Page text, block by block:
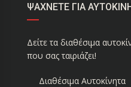
ΨΑΧΝΕΤΕ ΓΙΑ
Δείτε τα διαθέσιμα
που σας ταιριάζει!
Διαθέσιμα Αυτοκίνητα